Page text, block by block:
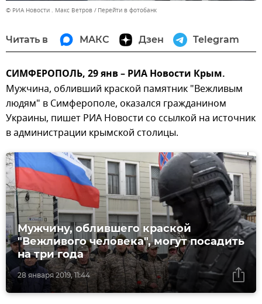
© РИА Новости . Макс Ветров Перейти в фотобанк
Читать в МАКС Дзен Telegram
СИМФЕРОПОЛЬ, 29 янв – РИА Новости Крым.
Мужчина, обливший краской памятник "Вежливым
людям" в Симферополе, оказался гражданином
Украины, пишет РИА Новости со ссылкой на источник
в администрации крымской столицы.
28 января 2019, 11:44
Мужчину, облившего краской
"Вежливого человека", могут посадить
на три года